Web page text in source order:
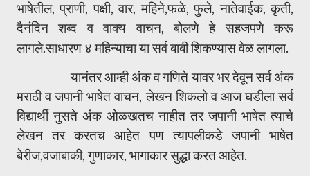
भाषेतील, प्राणी, पक्षी, वार, महिने,फळे, फुले, नातेवाईक, कृती,
दैनंदिन शब्द व वाक्य वाचन, बोलणे हे सहजपणे करू
लागले.साधारण ४ महिन्याचा या सर्व बाबी शिकण्यास वेळ लागला.
यानंतर आम्ही अंक व गणिते यावर भर देवून सर्व अंक
मराठी व जपानी भाषेत वाचन, लेखन शिकलो व आज घडीला सर्व
विद्यार्थी नुसते अंक ओळखतच नाहीत तर जपानी भाषेत त्याचे
लेखन तर करतच आहेत पण त्यापलीकडे जपानी भाषेत
बेरीज,वजाबाकी, गुणाकार, भागाकार सुद्धा करत आहेत.